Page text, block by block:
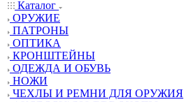
Каталог
ОРУЖИЕ
ПАТРОНЫ
ОПТИКА
КРОНШТЕЙНЫ
ОДЕЖДА И ОБУВЬ
НОЖИ
ЧЕХЛЫ И РЕМНИ ДЛЯ ОРУЖИЯ